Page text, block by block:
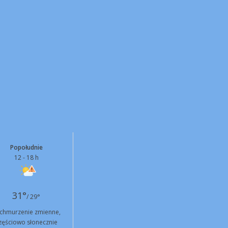
Popołudnie
12 - 18 h
31°/ 29°
zmienne,
słonecznie